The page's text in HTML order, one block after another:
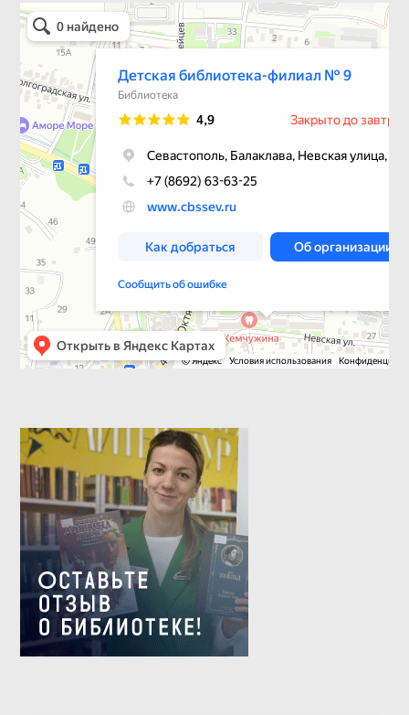
Детская библиотека-филиал № 9
Библиотека в Севастополе